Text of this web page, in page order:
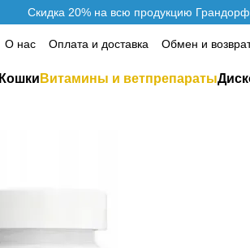
Скидка 20% на всю продукцию
О нас Оплата и доставка
Обмен и
Кошки Витамины и ветпрепараты